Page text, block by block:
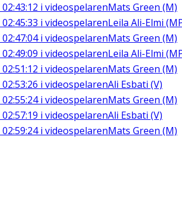
02:43:12 i videospelarenMats Green (M)
02:45:33 i videospelarenLeila Ali-Elmi
02:47:04i videospelarenMats Green (M)
02:49:09 i videospelarenLeila Ali-Elmi
02:51:12 i videospelarenMats Green (M)
02:53:26 i videospelarenAli Esbati (V)
02:55:24i videospelarenMats Green (M)
02:57:19 i videospelarenAli Esbati (V)
02:59:24i videospelarenMats Green (M)